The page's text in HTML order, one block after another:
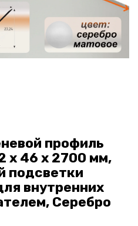
профиль
х 46 х 2700 мм,
подсветки
внутренних
Серебро